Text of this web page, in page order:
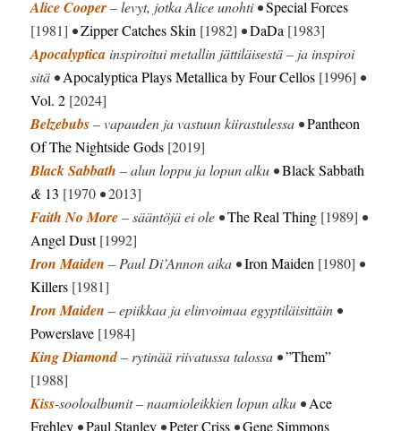
Alice Cooper– levyt, jotka Alice unohti •Special Forces
[1981] •Zipper Catches Skin [1982] •DaDa [1983]
Apocalyptica inspiroitui metallin jättiläisestä – ja inspiroi
sitä •Apocalyptica Plays Metallica by Four Cellos [1996] •
Vol. 2 [2024]
Belzebubs– vapauden ja vastuun kiirastulessa •Pantheon
Of The Nightside Gods [2019]
Black Sabbath – alun loppu ja lopun alku •Black Sabbath
& 13 [1970 •2013]
Faith No More– sääntöjä ei ole •The Real Thing [1989] •
Angel Dust[1992]
Iron Maiden – Paul Di’Annon aika •Iron Maiden [1980] •
Killers [1981]
Iron Maiden – epiikkaa ja elinvoimaa egyptiläisittäin •
Powerslave [1984]
King Diamond– rytinää riivatussa talossa •”Them”
[1988]
Kiss-sooloalbumit – naamioleikkien lopun alku •Ace
Frehley •Paul Stanley •Peter Criss •Gene Simmons